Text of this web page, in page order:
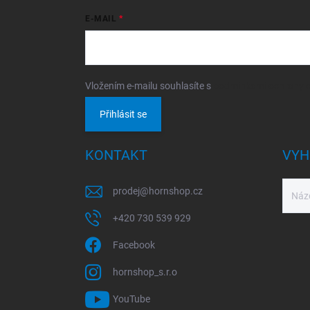
E-MAIL
Vložením e-mailu souhlasíte s
Přihlásit se
KONTAKT
prodej@hornshop.cz
+420 730 539 929
Facebook
hornshop_s.r.o
YouTube